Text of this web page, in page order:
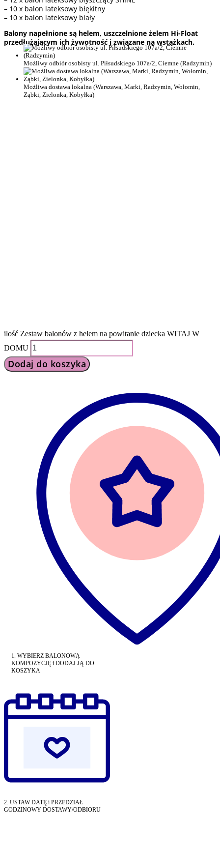
– 10 x balon lateksowy błękitny
– 10 x balon lateksowy biały
Balony napełnione są helem, uszczelnione żelem Hi-Float
przedłużającym ich żywotność i związane na wstążkach.
Możliwy odbiór osobisty ul. Piłsudskiego 107a/2, Ciemne (Radzymin)
Możliwa dostawa lokalna (Warszawa, Marki, Radzymin, Wołomin,
Ząbki, Zielonka, Kobyłka)
ilość Zestaw balonów z helem na powitanie dziecka WITAJ W
DOMU
Dodaj do koszyka
1. WYBIERZ BALONOWĄ
KOMPOZYCJĘ i DODAJ JĄ DO
KOSZYKA
2. USTAW DATĘ i PRZEDZIAŁ
GODZINOWY DOSTAWY/ODBIORU